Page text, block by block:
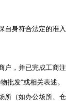
自身符合法定的准入
户，并已完成工商注
批发”或相关表述。
所（如办公场所、仓